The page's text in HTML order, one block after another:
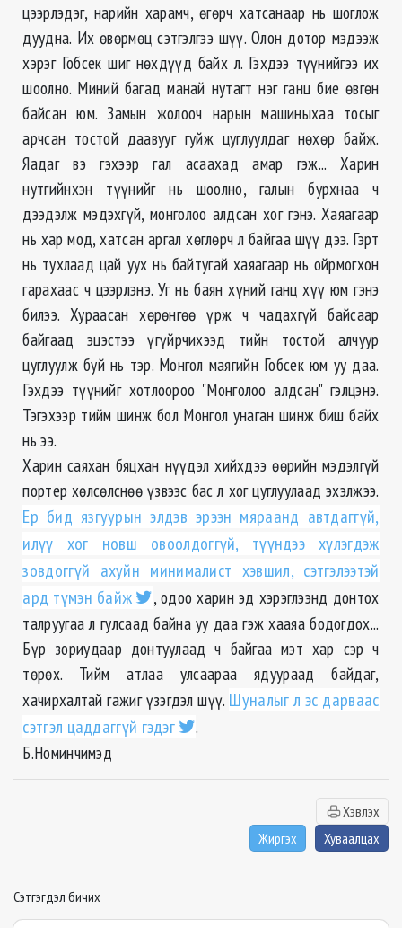
цээрлэдэг, нарийн харамч, өгөрч хатсанаар нь шоглож
дуудна. Их өвөрмөц сэтгэлгээ шүү. Олон дотор мэдээж
хэрэг Гобсек шиг нөхдүүд байх л. Гэхдээ түүнийгээ их
шоолно. Миний багад манай нутагт нэг ганц бие өвгөн
байсан юм. Замын жолооч нарын машиныхаа тосыг
арчсан тостой даавууг гуйж цуглуулдаг нөхөр байж.
Яадаг вэ гэхээр гал асаахад амар гэж... Харин
нутгийнхэн түүнийг нь шоолно, галын бурхнаа ч
дээдэлж мэдэхгүй, монголоо алдсан хог гэнэ. Хаяагаар
нь хар мод, хатсан аргал хөглөрч л байгаа шүү дээ. Гэрт
нь тухлаад цай уух нь байтугай хаяагаар нь ойрмогхон
гарахаас ч цээрлэнэ. Уг нь баян хүний ганц хүү юм гэнэ
билээ. Хураасан хөрөнгөө үрж ч чадахгүй байсаар
байгаад эцэстээ үгүйрчихээд тийн тостой алчуур
цуглуулж буй нь тэр. Монгол маягийн Гобсек юм уу даа.
Гэхдээ түүнийг хотлоороо "Монголоо алдсан" гэлцэнэ.
Тэгэхээр тийм шинж бол Монгол унаган шинж биш байх
нь ээ.
Харин саяхан бяцхан нүүдэл хийхдээ өөрийн мэдэлгүй
портер хөлсөлснөө үзвээс бас л хог цуглуулаад эхэлжээ.
Ер бид язгуурын элдэв эрээн мяраанд автдаггүй,
илүү хог новш овоолдоггүй, түүндээ хүлэгдэж
зовдоггүй ахуйн минималист хэвшил, сэтгэлээтэй
ард түмэн байж
, одоо харин эд хэрэглээнд донтох
талруугаа л гулсаад байна уу даа гэж хааяа бодогдох...
Бүр зориудаар донтуулаад ч байгаа мэт хар сэр ч
төрөх. Тийм атлаа улсаараа ядуураад байдаг,
хачирхалтай гажиг үзэгдэл шүү. Шуналыг л эс дарваас
сэтгэл цаддаггүй гэдэг
.
Б.Номинчимэд
Хэвлэх
Жиргэх
Хуваалцах
Сэтгэгдэл бичих